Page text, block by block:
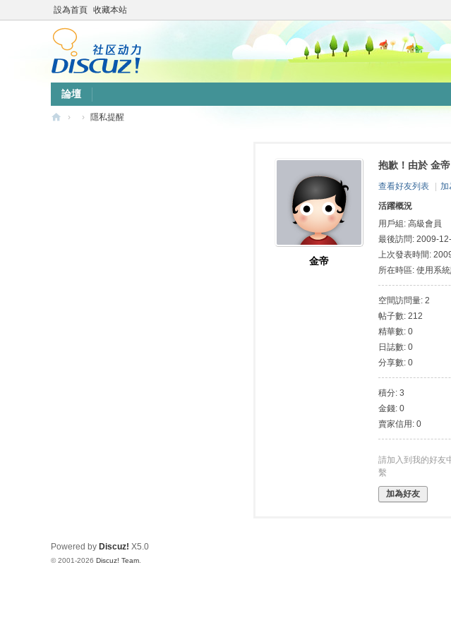
設為首頁 收藏本站
論壇
› › 隱私提醒
金帝
抱歉！由於 金
查看好友列表 加
活躍概況
用戶組: 高級會員
最後訪問: 2009-
上次發表時間:
所在時區: 使用系
空間訪問量: 2
帖子數: 212
精華數: 0
日誌數: 0
分享數: 0
積分: 3
金錢: 0
賣家信用: 0
請加入到我的好友
繫
加為好友
Powered by Discuz! X5.0
© 2001-2026 Discuz! Team